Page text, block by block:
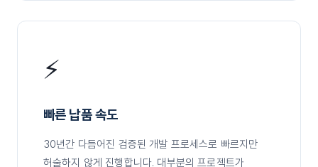
⚡
빠른 납품 속도
30년간 다듬어진 검증된 개발 프로세스로 빠르지만
허술하지 않게 진행합니다. 대부분의 프로젝트가